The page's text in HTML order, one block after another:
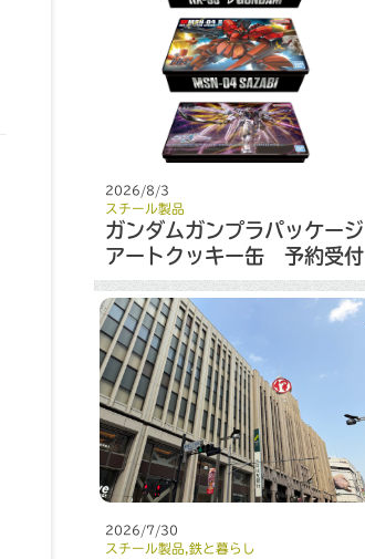
2026/8/3
スチール製品
ガンダムガンプラパッケージ
アートクッキー缶 予約受付
開始
2026/7/30
スチール製品,鉄と暮らし